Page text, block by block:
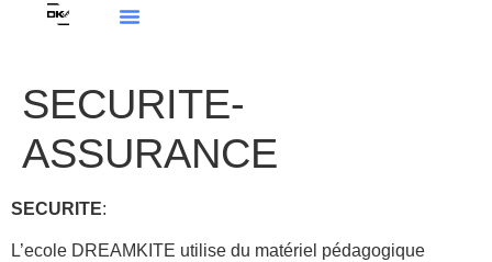
SECURITE-
ASSURANCE
SECURITE:
L’ecole DREAMKITE utilise du matériel pédagogique